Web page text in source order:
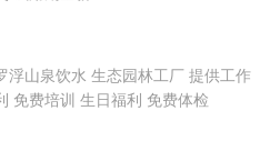
环境
种通讯技术领域拥有超过十年的
专为航空、工业防护、战术通信
浮山泉饮水 生态园林工厂 提供工作
免费培训 生日福利 免费体检